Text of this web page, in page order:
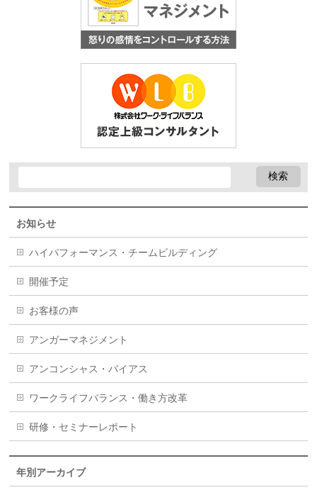
お知らせ
ハイパフォーマンス・チームビルディング
開催予定
お客様の声
アンガーマネジメント
アンコンシャス・バイアス
ワークライフバランス・働き方改革
研修・セミナーレポート
年別アーカイブ